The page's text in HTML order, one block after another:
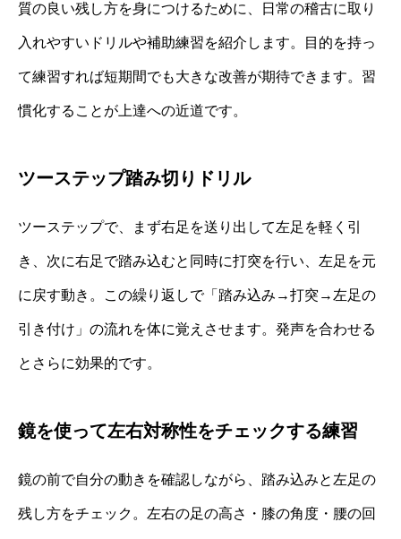
質の良い残し方を身につけるために、日常の稽古に取り
入れやすいドリルや補助練習を紹介します。目的を持っ
て練習すれば短期間でも大きな改善が期待できます。習
慣化することが上達への近道です。
ツーステップ踏み切りドリル
ツーステップで、まず右足を送り出して左足を軽く引
き、次に右足で踏み込むと同時に打突を行い、左足を元
に戻す動き。この繰り返しで「踏み込み→打突→左足の
引き付け」の流れを体に覚えさせます。発声を合わせる
とさらに効果的です。
鏡を使って左右対称性をチェックする練習
鏡の前で自分の動きを確認しながら、踏み込みと左足の
残し方をチェック。左右の足の高さ・膝の角度・腰の回